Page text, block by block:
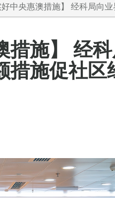
好中央惠澳措施】 经科局向
措施】 经
措施促社区